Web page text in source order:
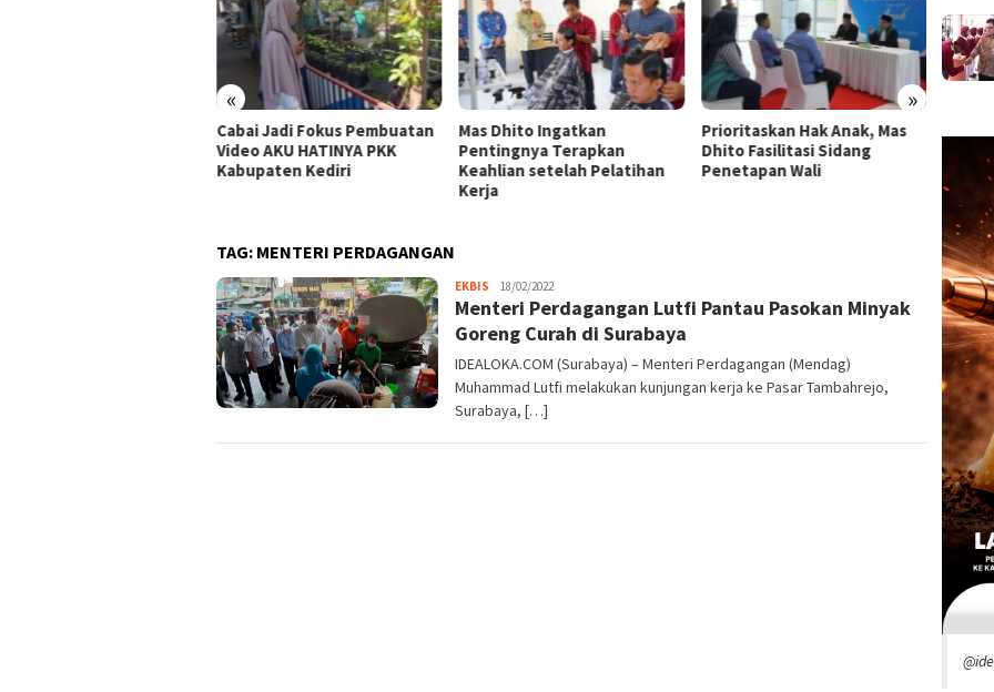
« »
Cabai Jadi Fokus Pembuatan
Video AKU HATINYA PKK
Kabupaten Kediri
Mas Dhito Ingatkan
Pentingnya Terapkan
Keahlian setelah Pelatihan
Kerja
Prioritaskan Hak Anak, Mas
Dhito Fasilitasi Sidang
Penetapan Wali
lewat
TAG: MENTERI PERDAGANGAN
EKBIS admin
18/02/2022
Menteri Perdagangan Lutfi Pantau Pasokan Minyak
Goreng Curah di Surabaya
IDEALOKA.COM (Surabaya) – Menteri Perdagangan (Mendag)
Muhammad Lutfi melakukan kunjungan kerja ke Pasar Tambahrejo,
Surabaya, […]